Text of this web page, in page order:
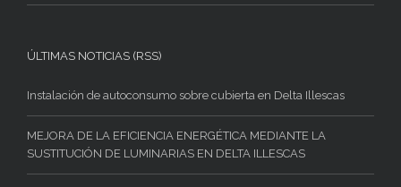
ÚLTIMAS NOTICIAS (RSS)
Instalación de autoconsumo sobre cubierta en Delta Illescas
MEJORA DE LA EFICIENCIA ENERGÉTICA MEDIANTE LA
SUSTITUCIÓN DE LUMINARIAS EN DELTA ILLESCAS